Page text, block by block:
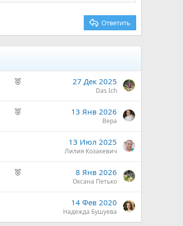
Ответить
Р
к
о
е
у
27 Дек 2025
Das Ich
Р
к
е
у
13 Янв 2026
Bepa
13 Июл 2025
Лилия Козакевич
Р
к
8 Янв 2026
Оксана Петько
14 Фев 2020
Надежда Бушуева